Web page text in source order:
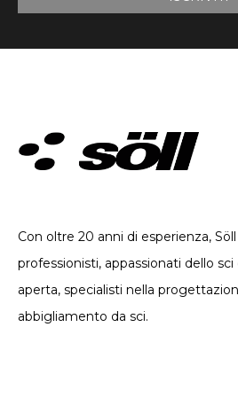
Con oltre 20 anni di esperienza,
professionisti, appassionati dello sci
aperta, specialisti nella
abbigliamento da sci.